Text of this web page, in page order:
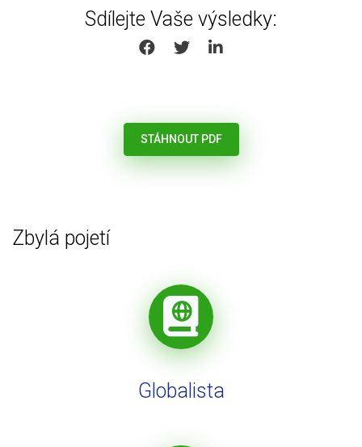
Sdílejte Vaše výsledky:
SHARE ON FACEBOOK
SHARE ON TWITTER
SHARE ON LINKEDIN
STÁHNOUT PDF
Zbylá pojetí
Globalista